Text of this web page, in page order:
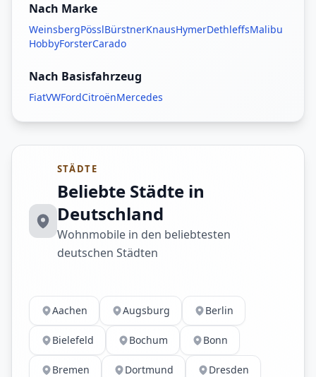
Nach Marke
WeinsbergPösslBürstnerKnausHymerDethleffsMalibu
HobbyForsterCarado
Nach Basisfahrzeug
FiatVWFordCitroënMercedes
STÄDTE
Beliebte Städte in
Deutschland
Wohnmobile in den beliebtesten
deutschen Städten
Aachen Augsburg Berlin
Bielefeld Bochum Bonn
Bremen Dortmund Dresden